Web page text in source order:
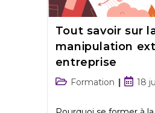
Tout savoir sur
manipulation
entreprise
Formation 18